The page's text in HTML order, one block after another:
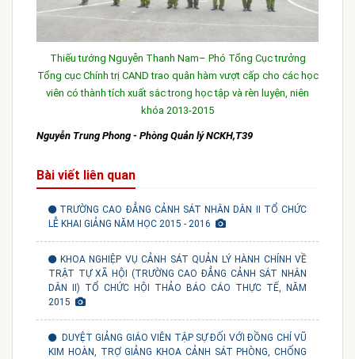
Thiếu tướng Nguyễn Thanh Nam– Phó Tổng Cục trưởng
Tổng cục Chính trị CAND trao quân hàm vượt cấp cho các học
viên có thành tích xuất sắc trong học tập và rèn luyện, niên
khóa 2013-2015
Nguyễn Trung Phong - Phòng Quản lý NCKH,T39
Bài viết liên quan
TRƯỜNG CAO ĐẲNG CẢNH SÁT NHÂN DÂN II TỔ CHỨC
LỄ KHAI GIẢNG NĂM HỌC 2015 - 2016
KHOA NGHIỆP VỤ CẢNH SÁT QUẢN LÝ HÀNH CHÍNH VỀ
TRẬT TỰ XÃ HỘI (TRƯỜNG CAO ĐẲNG CẢNH SÁT NHÂN
DÂN II) TỔ CHỨC HỘI THẢO BÁO CÁO THỰC TẾ, NĂM
2015
DUYỆT GIẢNG GIÁO VIÊN TẬP SỰ ĐỐI VỚI ĐỒNG CHÍ VŨ
KIM HOÀN, TRỢ GIẢNG KHOA CẢNH SÁT PHÒNG, CHỐNG